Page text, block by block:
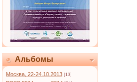
Альбомы
Москва, 22-24.10.2013 [13]